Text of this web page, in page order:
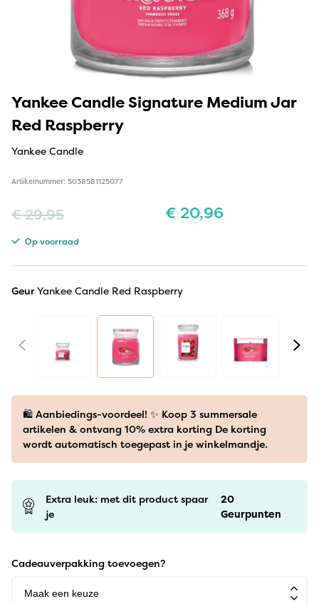
Yankee Candle Signature Medium Jar
Red Raspberry
Yankee Candle
Artikelnummer: 5038581125077
€29,95 € 20,96
Op voorraad
GeurYankee Candle Red Raspberry
🛍️ Aanbiedings-voordeel! ✨ Koop 3 summersale
artikelen & ontvang 10% extra korting De korting
wordt automatisch toegepast in je winkelmandje.
Extra leuk: met dit product spaar
je
20
Geurpunten
Cadeauverpakking toevoegen?